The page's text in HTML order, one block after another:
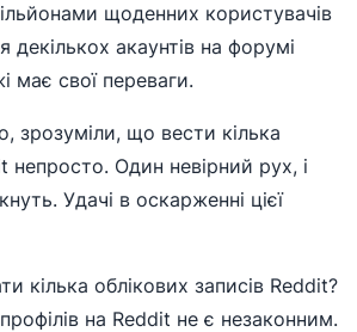
щоденних користувачів
декількох акаунтів на форумі
має свої переваги.
зрозуміли, що вести кілька
непросто. Один невірний рух, і
Удачі в оскарженні цієї
кілька облікових записів Reddit?
на Reddit не є незаконним.